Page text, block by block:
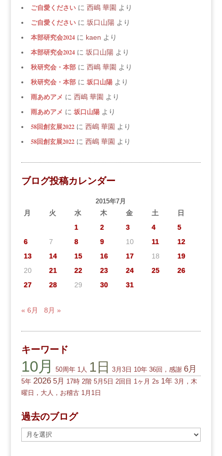
ご自愛くださいに 西嶋 華園 より
ご自愛くださいに 坂口山陽より
本部研究会2024に kaen より
本部研究会2024に 坂口山陽より
秋研究会・本部に 西嶋 華園 より
秋研究会・本部に 坂口山陽より
雨あめアメ に 西嶋 華園 より
雨あめアメ に 坂口山陽より
58回創玄展2022に 西嶋 華園 より
58回創玄展2022に 西嶋 華園 より
ブログ投稿カレンダー
2015年7月
月 火 水 木 金 土
日
1
2 3 4
5
6
7 8 9 10 11
12
13
14 15 16 17 18
19
20
21 22 23 24 25
26
27
28 29 30 31
« 6月 8月 »
キーワード
10月 50周年 1人 1日 3月3日 10年 36回，感謝 6月
5年 2026 5月 17時 2階 5月5日 2回目 1ヶ月 2s 1年 3月，木
曜日，大人，お稽古 1月1日
過去のブログ
去